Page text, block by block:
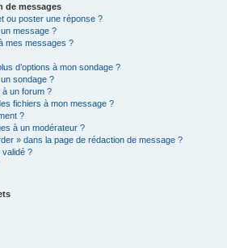
de messages
ou poster une réponse ?
message ?
mes messages ?
d’options à mon sondage ?
sondage ?
à un forum ?
fichiers à mon message ?
?
à un modérateur ?
» dans la page de rédaction de message ?
validé ?